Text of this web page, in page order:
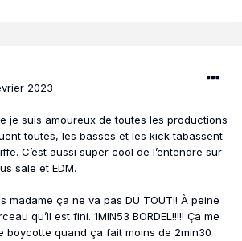
2023
je suis amoureux de toutes les productions
toutes, les basses et les kick tabassent
C’est aussi super cool de l’entendre sur
sale et EDM.
madame ça ne va pas DU TOUT!! À peine
qu’il est fini. 1MIN53 BORDEL!!!!! Ça me
boycotte quand ça fait moins de 2min30